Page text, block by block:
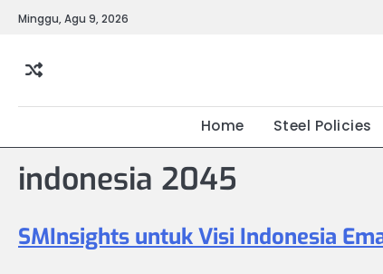
SkipMinggu, Agu 9, 2026
Home Steel Policies
indonesia 2045
SMInsights untuk Visi Indonesia